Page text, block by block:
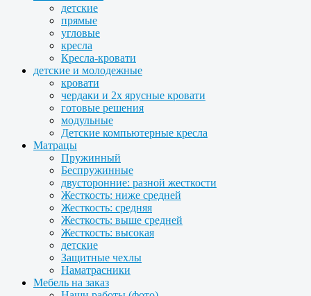
детские
прямые
угловые
кресла
Кресла-кровати
детские и молодежные
кровати
чердаки и 2х ярусные кровати
готовые решения
модульные
Детские компьютерные кресла
Матрацы
Пружинный
Беспружинные
двусторонние: разной жесткости
Жесткость: ниже средней
Жесткость: средняя
Жесткость: выше средней
Жесткость: высокая
детские
Защитные чехлы
Наматрасники
Мебель на заказ